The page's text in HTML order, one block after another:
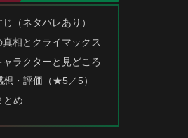
（ネタバレあり）
真相とクライマックス
ャラクターと見どころ
想・評価（★5／5）
とめ